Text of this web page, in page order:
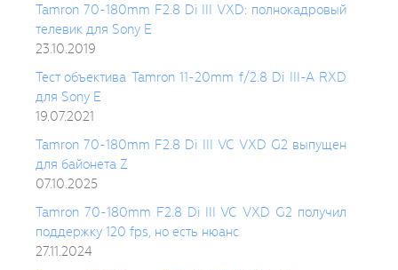
Tamron 70-180mm F2.8 Di III VXD: полнокадровый
телевик для Sony E
23.10.2019
Тест объектива Tamron 11-20mm f/2.8 Di III-A RXD
для Sony E
19.07.2021
Tamron 70-180mm F2.8 Di III VC VXD G2 выпущен
для байонета Z
07.10.2025
Tamron 70-180mm F2.8 Di III VC VXD G2 получил
поддержку 120 fps, но есть нюанс
27.11.2024